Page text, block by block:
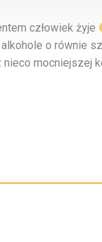
człowiek żyje
o równie
mocniejszej